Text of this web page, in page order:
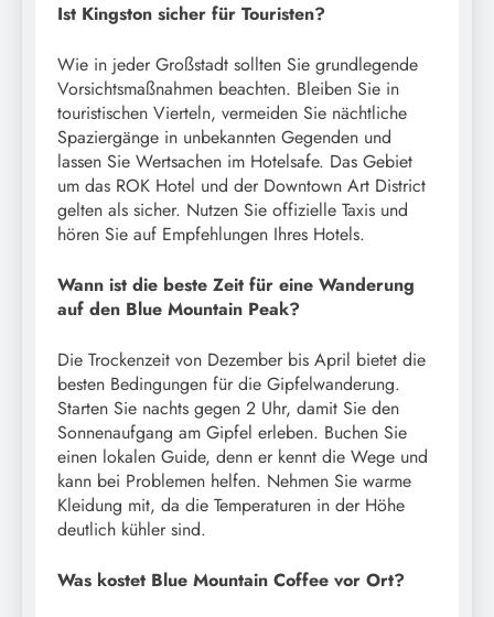
Ist Kingston sicher für Touristen?
Wie in jeder Großstadt sollten Sie grundlegende
Vorsichtsmaßnahmen beachten. Bleiben Sie in
touristischen Vierteln, vermeiden Sie nächtliche
Spaziergänge in unbekannten Gegenden und
lassen Sie Wertsachen im Hotelsafe. Das Gebiet
um das ROK Hotel und der Downtown Art District
gelten als sicher. Nutzen Sie offizielle Taxis und
hören Sie auf Empfehlungen Ihres Hotels.
Wann ist die beste Zeit für eine Wanderung
auf den Blue Mountain Peak?
Die Trockenzeit von Dezember bis April bietet die
besten Bedingungen für die Gipfelwanderung.
Starten Sie nachts gegen 2 Uhr, damit Sie den
Sonnenaufgang am Gipfel erleben. Buchen Sie
einen lokalen Guide, denn er kennt die Wege und
kann bei Problemen helfen. Nehmen Sie warme
Kleidung mit, da die Temperaturen in der Höhe
deutlich kühler sind.
Was kostet Blue Mountain Coffee vor Ort?